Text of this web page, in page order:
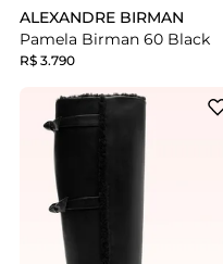
ALEXANDRE BIRMAN
Pamela Birman 60 Black
R$ 3.790